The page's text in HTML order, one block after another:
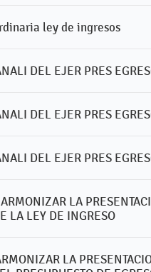
ley de ingresos
DEL EJER PRES
DEL EJER PRES
DEL EJER PRES
LA
LA LEY DE INGRESO
LA